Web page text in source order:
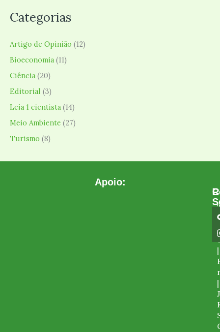
Categorias
Artigo de Opinião (12)
Bioeconomia (11)
Ciência (20)
Editorial (3)
Leia 1 cientista (14)
Meio Ambiente (27)
Turismo (8)
Apoio:
|
|